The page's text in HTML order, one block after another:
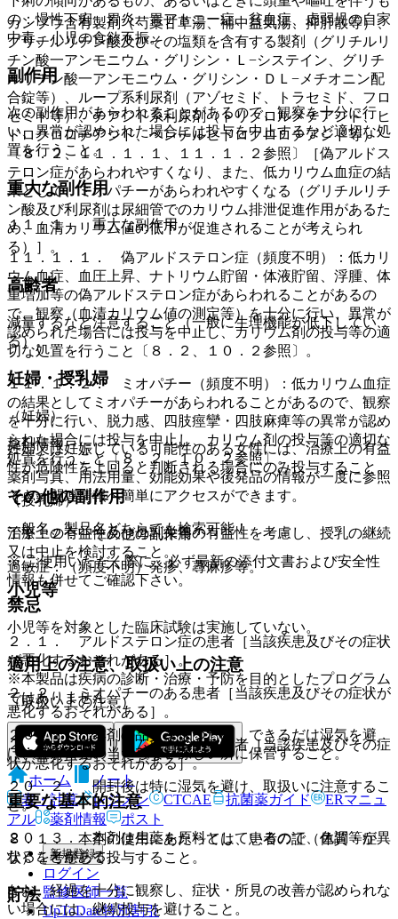
カンゾウ含有製剤（芍薬甘草湯、補中益気湯、抑肝散等）、
グリチルリチン酸及びその塩類を含有する製剤（グリチルリ
チン酸一アンモニウム・グリシン・Ｌ−システイン、グリチ
ルリチン酸一アンモニウム・グリシン・ＤＬ−メチオニン配
合錠等）、ループ系利尿剤（アゾセミド、トラセミド、フロ
セミド等）、チアジド系利尿剤（トリクロルメチアジド、ヒ
ドロクロロチアジド、ベンチルヒドロクロロチアジド等）
〔８．２、１１．１．１、１１．１．２参照〕［偽アルドス
テロン症があらわれやすくなり、また、低カリウム血症の結
果として、ミオパチーがあらわれやすくなる（グリチルリチ
ン酸及び利尿剤は尿細管でのカリウム排泄促進作用があるた
め、血清カリウム値の低下が促進されることが考えられ
る）］。
高齢者
減量するなど注意すること（一般に生理機能が低下してい
る）。
妊婦・授乳婦
（妊婦）
妊婦又は妊娠している可能性のある女性には、治療上の有益
性が危険性を上回ると判断される場合にのみ投与すること。
（授乳婦）
治療上の有益性及び母乳栄養の有益性を考慮し、授乳の継続
又は中止を検討すること。
小児等
小児等を対象とした臨床試験は実施していない。
適用上の注意、取扱い上の注意
（取扱い上の注意）
２０．１． 本剤の品質を保つため、できるだけ湿気を避
け、直射日光の当たらない涼しい所に保管すること。
２０．２． 開封後は特に湿気を避け、取扱いに注意するこ
と。
２０．３． 本剤は生薬を原料としているので、色調等が異
なることがある。
貯法
の：慢性下痢、胃炎、胃アトニー症、貧血症、虚弱児の自家
中毒、小児の食欲不振。
副作用
次の副作用があらわれることがあるので、観察を十分に行
い、異常が認められた場合には投与を中止するなど適切な処
置を行うこと。
重大な副作用
１１．１． 重大な副作用
１１．１．１． 偽アルドステロン症（頻度不明）：低カリ
ウム血症、血圧上昇、ナトリウム貯留・体液貯留、浮腫、体
重増加等の偽アルドステロン症があらわれることがあるの
で、観察（血清カリウム値の測定等）を十分に行い、異常が
認められた場合には投与を中止し、カリウム剤の投与等の適
切な処置を行うこと〔８．２、１０．２参照〕。
１１．１．２． ミオパチー（頻度不明）：低カリウム血症
の結果としてミオパチーがあらわれることがあるので、観察
を十分に行い、脱力感、四肢痙攣・四肢麻痺等の異常が認め
られた場合には投与を中止し、カリウム剤の投与等の適切な
処置を行うこと〔８．２、１０．２参照〕。
その他の副作用
１１．２． その他の副作用
過敏症：（頻度不明）発疹、蕁麻疹等。
禁忌
２．１． アルドステロン症の患者［当該疾患及びその症状
が悪化するおそれがある］。
２．２． ミオパチーのある患者［当該疾患及びその症状が
悪化するおそれがある］。
２．３． 低カリウム血症のある患者［当該疾患及びその症
状が悪化するおそれがある］。
重要な基本的注意
８．１． 本剤の使用にあたっては、患者の証（体質・症
状）を考慮して投与すること。
なお、経過を十分に観察し、症状・所見の改善が認められな
い場合には、継続投与を避けること。
薬剤情報
薬剤写真、用法用量、効能効果や後発品の情報が一度に参照
でき、関連情報へ簡単にアクセスができます。
一般名、製品名どちらでも検索可能！
※ ご使用いただく際に、必ず最新の添付文書および安全性
情報も併せてご確認下さい。
※本製品は疾病の診断・治療・予防を目的としたプログラム
ではありません。
ホーム
ノート
表・計算
レジメン CTCAE 抗菌薬ガイド
ERマニュ
アル
薬剤情報 ポスト
新規登録
ログイン
監修医師一覧
UpToDate特別割引